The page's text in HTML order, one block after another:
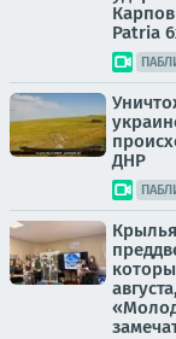
Patria
ДНР